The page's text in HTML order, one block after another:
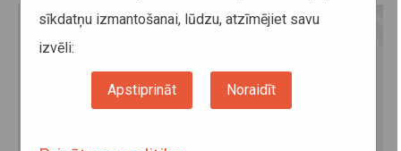
sīkdatņu izmantošanai, lūdzu, atzīmējiet savu
izvēli:
Apstiprināt Noraidīt